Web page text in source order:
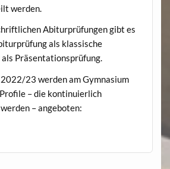
werden.
Abiturprüfungen gibt es
als klassische
als Präsentationsprüfung.
23 werden am Gymnasium
– die kontinuierlich
– angeboten: